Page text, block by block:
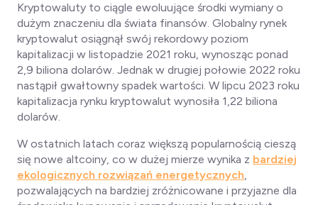
Kryptowaluty to ciągle ewoluujące środki wymiany o
dużym znaczeniu dla świata finansów. Globalny rynek
kryptowalut osiągnął swój rekordowy poziom
kapitalizacji w listopadzie 2021 roku, wynosząc ponad
2,9 biliona dolarów. Jednak w drugiej połowie 2022 roku
nastąpił gwałtowny spadek wartości. W lipcu 2023 roku
kapitalizacja rynku kryptowalut wynosiła 1,22 biliona
dolarów.
W ostatnich latach coraz większą popularnością cieszą
się nowe altcoiny, co w dużej mierze wynika z bardziej
ekologicznych rozwiązań energetycznych,
pozwalających na bardziej zróżnicowane i przyjazne dla